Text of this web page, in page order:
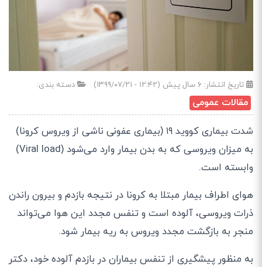
تاریخ انتشار: ۶ سال پیش (۱۲:۴۲ - ۱۳۹۹/۰۷/۲۱) دسته بندی:
مقالات عمومی
شدت بیماری کووید ۱۹ (بیماری عفونی ناشی از ویروس کرونا)
به میزان ویروسی که به بدن بیمار وارد می‌شود (Viral load)
وابسته است.
هوای اطراف بیمار مبتلا به کرونا در نتیجه بازدم و بیرون راندن
ذرات ویروسی، آلوده است و تنفس مجدد این هوا می‌تواند
منجر به بازگشت مجدد ویروس به ریه بیمار شود.
به منظور پیشگیری از تنفس بیماران در بازدم آلوده خود، دکتر